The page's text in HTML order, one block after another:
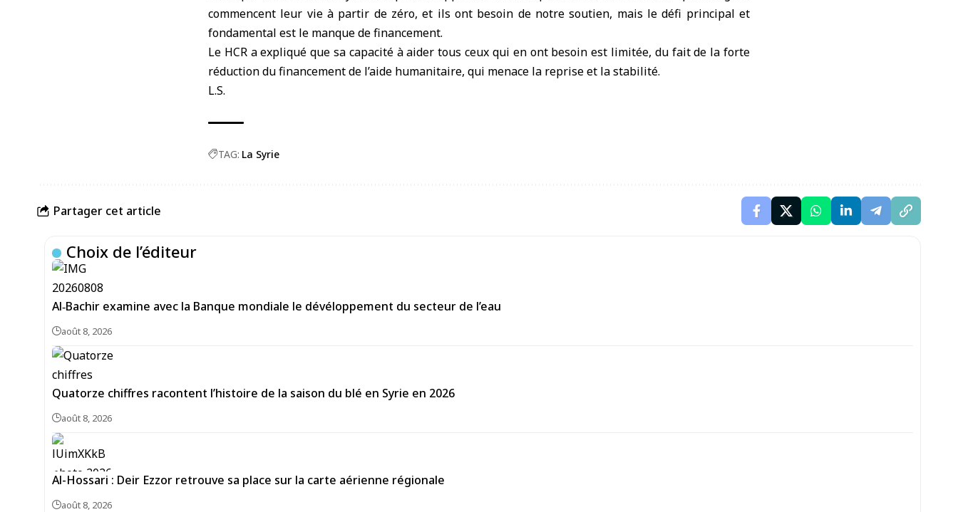
commencent leur vie à partir de zéro, et ils ont besoin de notre soutien, mais le défi principal et
fondamental est le manque de financement.
Le HCR a expliqué que sa capacité à aider tous ceux qui en ont besoin est limitée, du fait de la forte
réduction du financement de l’aide humanitaire, qui menace la reprise et la stabilité.
L.S.
TAG: La Syrie
Partager cet article
Choix de l’éditeur
Al‑Bachir examine avec la Banque mondiale le dévéloppement du secteur de l’eau
août 8, 2026
Quatorze chiffres racontent l’histoire de la saison du blé en Syrie en 2026
août 8, 2026
Al-Hossari : Deir Ezzor retrouve sa place sur la carte aérienne régionale
août 8, 2026